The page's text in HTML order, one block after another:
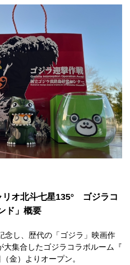
リオ北斗七星135° ゴジラコ
ド」概要
念し、歴代の「ゴジラ」映画作
大集合したゴジラコラボルーム『
金）よりオープン。